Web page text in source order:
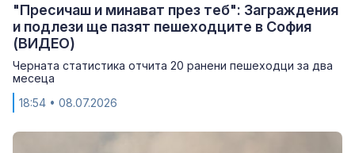
"Пресичаш и минават през теб": Заграждения
и подлези ще пазят пешеходците в София
(ВИДЕО)
Черната статистика отчита 20 ранени пешеходци за два
месеца
18:54 • 08.07.2026